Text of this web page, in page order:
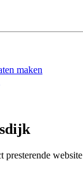
maken
presterende